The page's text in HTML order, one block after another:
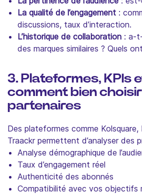
La qualité de l’engagement :
discussions, taux d’interaction.
L’historique de collaboration : a-
des marques similaires ? Quels
3. Plateformes, KPIs
comment bien
partenaires
Des plateformes comme
Traackr permettent d’analyser des
Analyse démographique de
Taux d’engagement réel
Authenticité des abonnés
Compatibilité avec vos objectifs